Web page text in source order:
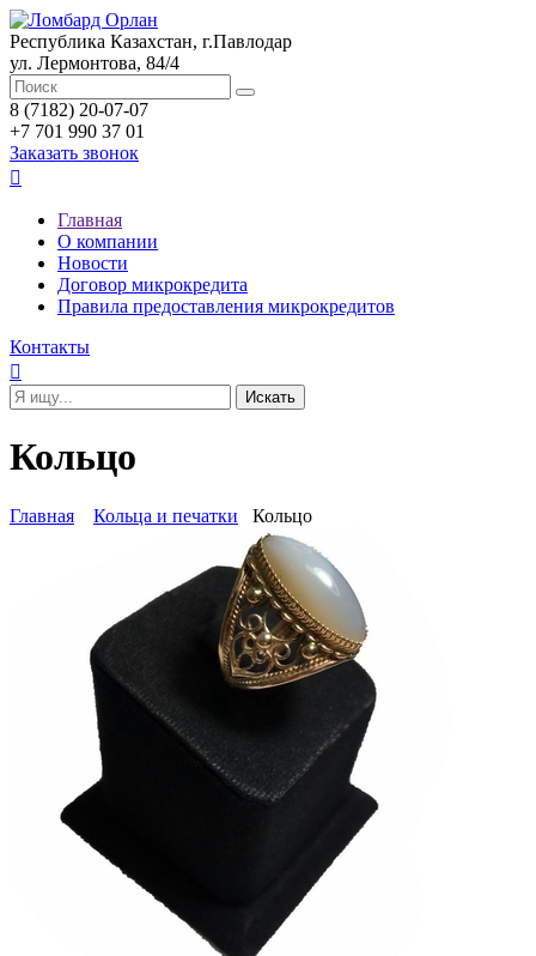
Республика Казахстан, г.Павлодар
ул. Лермонтова, 84/4
8 (7182) 20-07-07
+7 701 990 37 01
Заказать звонок

Главная
О компании
Новости
Договор микрокредита
Правила предоставления микрокредитов
Контакты

Кольцо
Главная Кольца и печатки Кольцо